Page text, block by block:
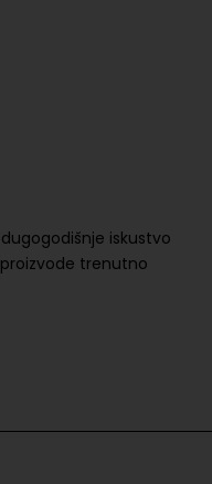
iskustvo
trenutno